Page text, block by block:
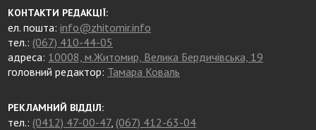
КОНТАКТИ РЕДАКЦІЇ:
ел. пошта:info@zhitomir.info
тел.: (067) 410-44-05
адреса: 10008, м.Житомир, Велика Бердичівська, 19
головний редактор: Тамара Коваль
РЕКЛАМНИЙ ВІДДІЛ:
тел.: (0412) 47-00-47, (067) 412-63-04